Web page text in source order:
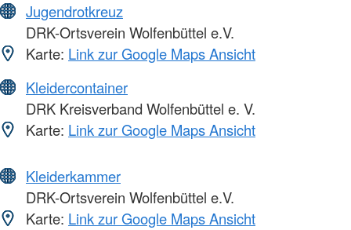
Jugendrotkreuz
DRK-Ortsverein Wolfenbüttel e.V.
Karte: Link zur Google Maps Ansicht
Kleidercontainer
DRK Kreisverband Wolfenbüttel e. V.
Karte: Link zur Google Maps Ansicht
Kleiderkammer
DRK-Ortsverein Wolfenbüttel e.V.
Karte: Link zur Google Maps Ansicht